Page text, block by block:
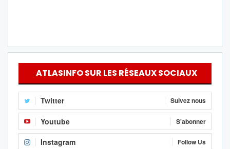
ATLASINFO SUR LES RÉSEAUX SOCIAUX
Twitter Suivez nous
Youtube S'abonner
Instagram Follow Us